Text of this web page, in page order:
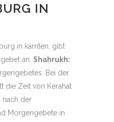
IN
in karnten, gibt
an. Shahrukh:
Bei der
die Zeit von Kerahat
nach der
Morgengebete in